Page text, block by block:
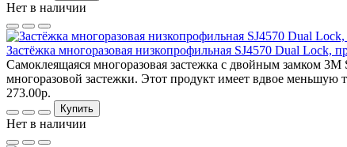
Нет в наличии
Застёжка многоразовая низкопрофильная SJ4570 Dual Lock,
Самоклеящаяся многоразовая застежка с двойным замком
многоразовой застежки. Этот продукт имеет вдвое меньшую
273.00р.
Купить
Нет в наличии